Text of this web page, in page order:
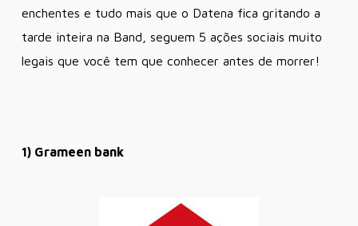
enchentes e tudo mais que o Datena fica gritando a
tarde inteira na Band, seguem 5 ações sociais muito
legais que você tem que conhecer antes de morrer!
1) Grameen bank